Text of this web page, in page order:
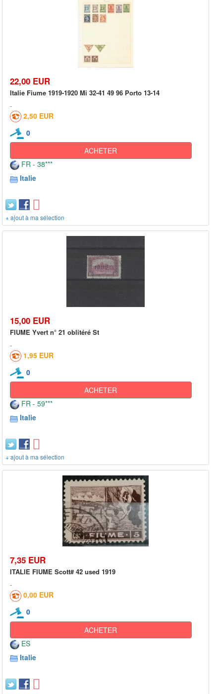
22,00 EUR
Italie Fiume 1919-1920 Mi 32-41 49 96 Porto 13-14
2,50 EUR
0
ACHETER
FR - 38***
Italie
+ ajout à ma sélection
15,00 EUR
FIUME Yvert n° 21 oblitéré St
1,95 EUR
0
ACHETER
FR - 59***
Italie
+ ajout à ma sélection
7,35 EUR
ITALIE FIUME Scott# 42 used 1919
0,00 EUR
0
ACHETER
ES
Italie